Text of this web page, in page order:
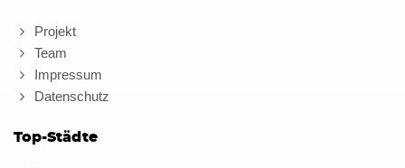
Projekt
Team
Impressum
Datenschutz
Top-Städte